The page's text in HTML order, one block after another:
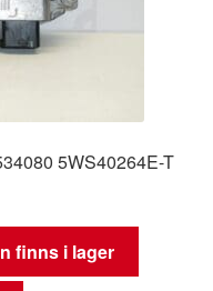
5WS40264E-T
finns i lager